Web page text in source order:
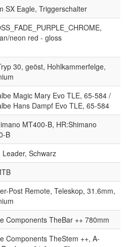
SX Eagle, Triggerschalter
neon red - gloss
30, geöst, Hohlkammerfelge,
Magic Mary Evo TLE, 65-584 /
Hans Dampf Evo TLE, 65-584
MT400-B, HR:Shimano
B
Leader, Schwarz
Post Remote, Teleskop, 31.6mm,
Components TheBar ++ 780mm
Components TheStem ++, A-